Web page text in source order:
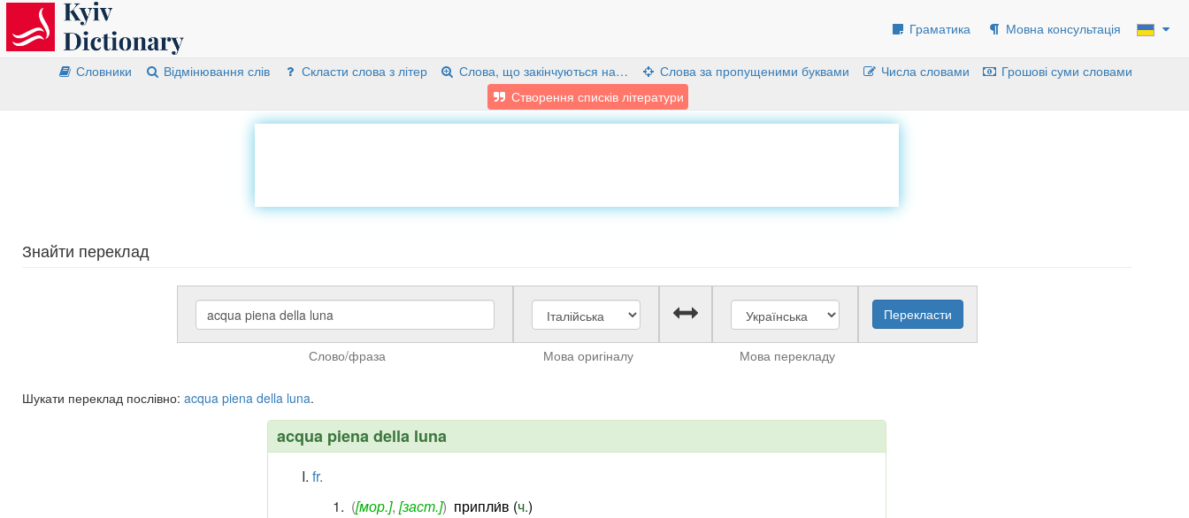
Граматика Мовна консультація
Словники Відмінювання слів Скласти слова з літер Слова, що закінчуються на… Слова за пропущеними буквами Числа словами
Грошові суми словами
Створення списків літератури
Знайти переклад
Слово/фраза Мова оригіналу Мова перекладу
Шукати переклад послівно: acqua piena della luna.
acqua piena della luna
fr.
([мор.], [заст.]) припли́в (ч.)